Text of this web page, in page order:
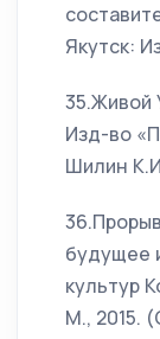
Якутск:
35.Живой
Изд-во
Шилин
будущее
культур
М., 2015.